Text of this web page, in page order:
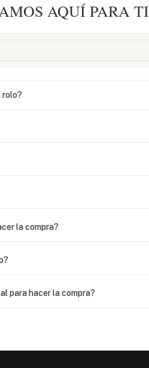
AQUÍ PARA TI
rolo?
la compra?
para hacer la compra?